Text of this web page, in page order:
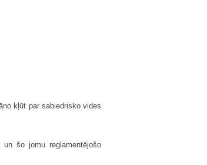
kļūt par sabiedrisko vides
šo jomu reglamentējošo